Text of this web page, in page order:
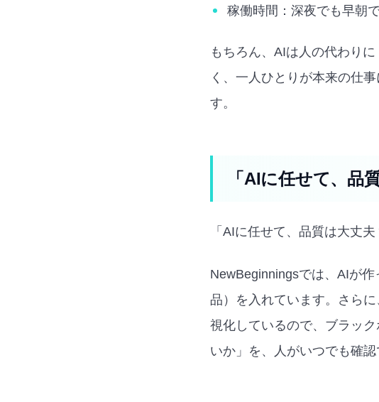
稼働時間：深夜でも早朝
もちろん、AIは人の代わり
く、一人ひとりが本来の仕
す。
「AIに任せて、品
「AIに任せて、品質は大丈
NewBeginningsでは、AIが
品）を入れています。さら
視化しているので、ブラッ
いか」を、人がいつでも確認